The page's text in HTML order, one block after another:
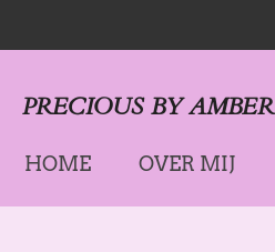
direct
de
PRECIOUS BY AMBER
HOME OVER MIJ